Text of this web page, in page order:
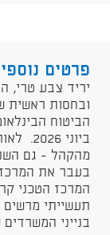
פרטים
יריד צבע טרי,
ובחסות ראשית
ביוני
מהקהל - גם
בעבר את
המרכז הטכני
תעשייתי מרשים
בנייני